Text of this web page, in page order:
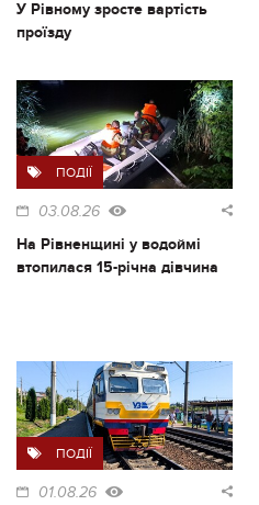
У Рівному зросте вартість
проїзду
ПОДІЇ
03.08.26
На Рівненщині у водоймі
втопилася 15-річна дівчина
ПОДІЇ
01.08.26